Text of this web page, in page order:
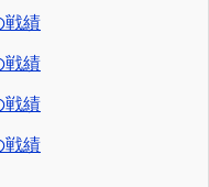
戦績
戦績
戦績
戦績